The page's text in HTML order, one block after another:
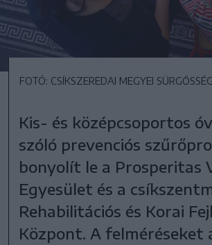
FOTÓ: CSÍKSZEREDAI MEGYEI
Kis- és középcsoportos
szóló prevenciós
bonyolít le a Prosperitas
Egyesület és a
Rehabilitációs és Korai
Központ. A felméréseket